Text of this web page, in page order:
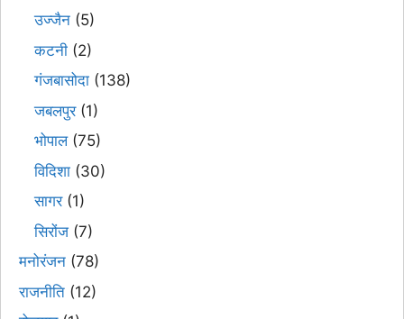
उज्जैन (5)
कटनी (2)
गंजबासोदा (138)
जबलपुर(1)
भोपाल(75)
विदिशा (30)
सागर(1)
सिरोंज (7)
मनोरंजन (78)
राजनीति (12)